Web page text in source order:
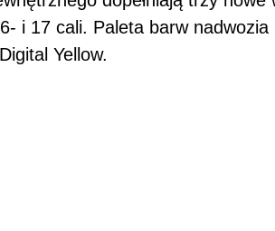
i 17 cali. Paleta barw nadwozia
Yellow.